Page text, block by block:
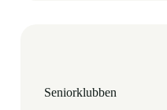
Seniorklubben